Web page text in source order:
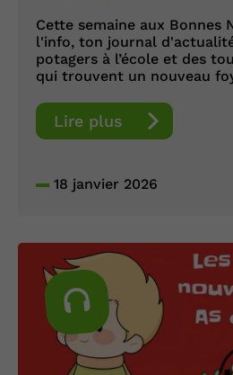
Cette semaine aux Bonnes
l'info, ton journal
potagers à l’école et des
qui trouvent un nouveau
Lire plus
18 janvier 2026